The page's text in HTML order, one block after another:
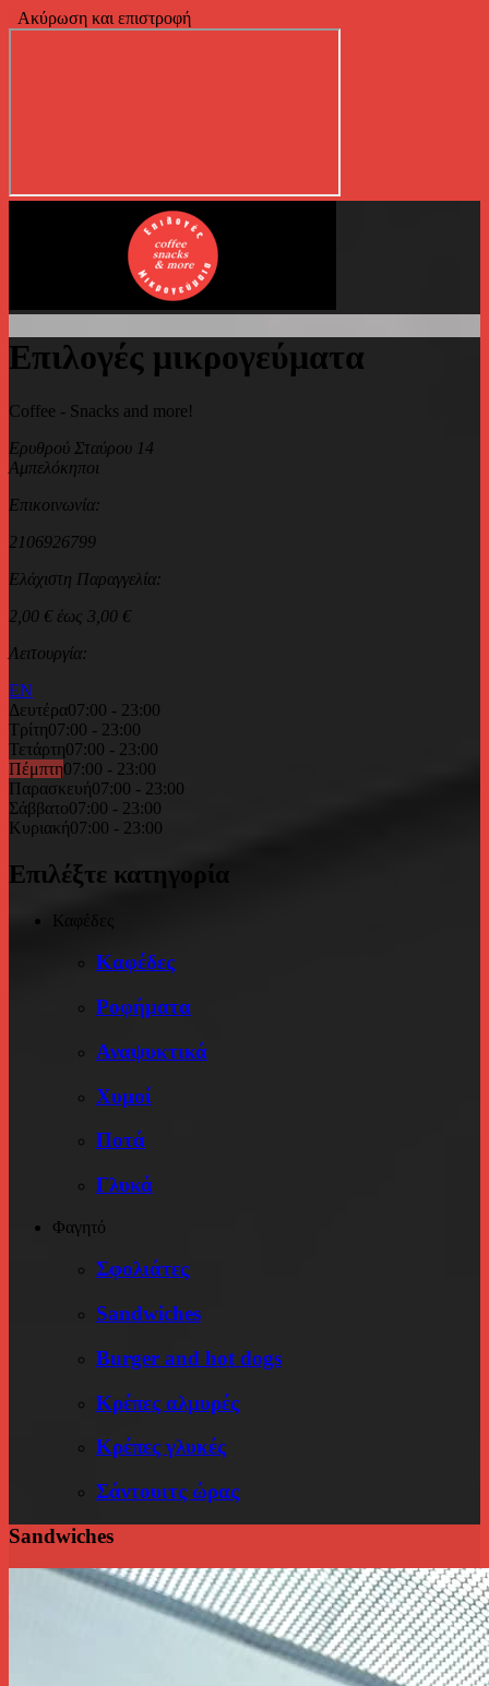
Ακύρωση και επιστροφή
Επιλογές μικρογεύματα
Coffee - Snacks and more!
Ερυθρού Σταύρου 14
Αμπελόκηποι
Επικοινωνία:
2106926799
Ελάχιστη Παραγγελία:
2,00 € έως 3,00 €
Λειτουργία:
EN
Δευτέρα07:00 - 23:00
Τρίτη07:00 - 23:00
Τετάρτη07:00 - 23:00
Πέμπτη07:00 - 23:00
Παρασκευή07:00 - 23:00
Σάββατο07:00 - 23:00
Κυριακή07:00 - 23:00
Επιλέξτε κατηγορία
Καφέδες
Καφέδες
Ροφήματα
Αναψυκτικά
Χυμοί
Ποτά
Γλυκά
Φαγητό
Σφολιάτες
Sandwiches
Burger and hot dogs
Κρέπες αλμυρές
Κρέπες γλυκές
Σάντουιτς ώρας
Sandwiches